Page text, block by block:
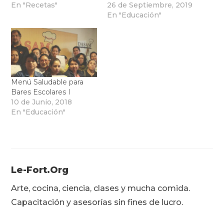
En "Recetas"
26 de Septiembre, 2019
En "Educación"
Menú Saludable para
Bares Escolares I
10 de Junio, 2018
En "Educación"
Le-Fort.org
Arte, cocina, ciencia, clases y mucha comida.
Capacitación y asesorías sin fines de lucro.